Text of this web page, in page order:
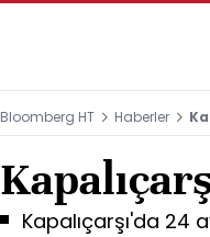
Bloomberg HT Haberler
Kapalıçarşı'da 24